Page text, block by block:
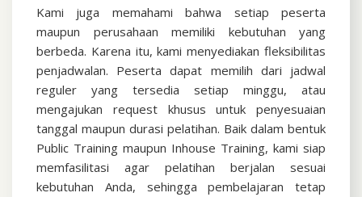
Kami juga memahami bahwa setiap peserta
maupun perusahaan memiliki kebutuhan yang
berbeda. Karena itu, kami menyediakan fleksibilitas
penjadwalan. Peserta dapat memilih dari jadwal
reguler yang tersedia setiap minggu, atau
mengajukan request khusus untuk penyesuaian
tanggal maupun durasi pelatihan. Baik dalam bentuk
Public Training maupun Inhouse Training, kami siap
memfasilitasi agar pelatihan berjalan sesuai
kebutuhan Anda, sehingga pembelajaran tetap